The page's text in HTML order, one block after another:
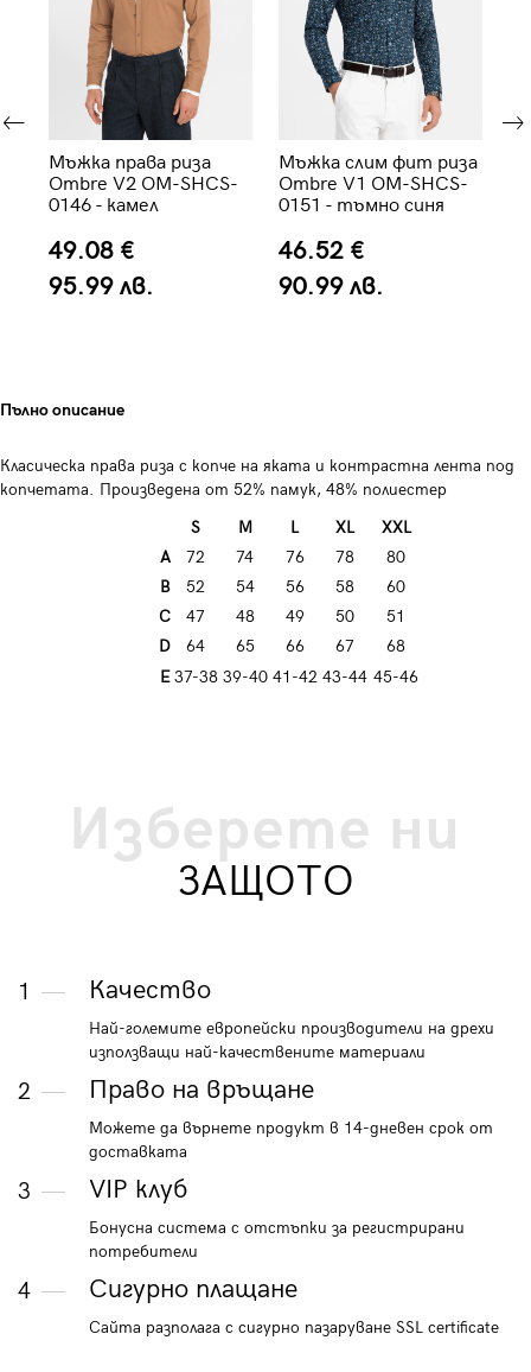
Мъжка права риза
Ombre V2 OM-SHCS-
0146 - камел
49.08 €
95.99 лв.
Мъжка слим фит риза
Ombre V1 OM-SHCS-
0151 - тъмно синя
46.52 €
90.99 лв.
Пълно описание
Класическа права риза с копче на яката и контрастна лента под
копчетата. Произведена от 52% памук, 48% полиестер
S
M L XL
XXL
A
72 74 76 78
80
B
52 54 56 58
60
C
47 48 49 50
51
D
64 65 66 67
68
E 37-38 39-40 41-42 43-44 45-46
Изберете ни
ЗАЩОТО
1 Качество
Най-големите европейски производители на дрехи
използващи най-качествените материали
2 Право на връщане
Можете да върнете продукт в 14-дневен срок от
доставката
3 VIP клуб
Бонусна система с отстъпки за регистрирани
потребители
4 Сигурно плащане
Сайта разполага с сигурно пазаруване SSL certificate